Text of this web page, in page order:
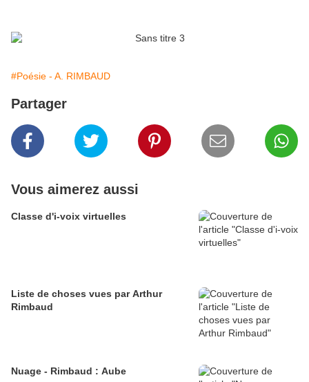
#Poésie - A. RIMBAUD
Partager
Vous aimerez aussi
Classe d'i-voix virtuelles
Liste de choses vues par Arthur
Rimbaud
Nuage - Rimbaud : Aube